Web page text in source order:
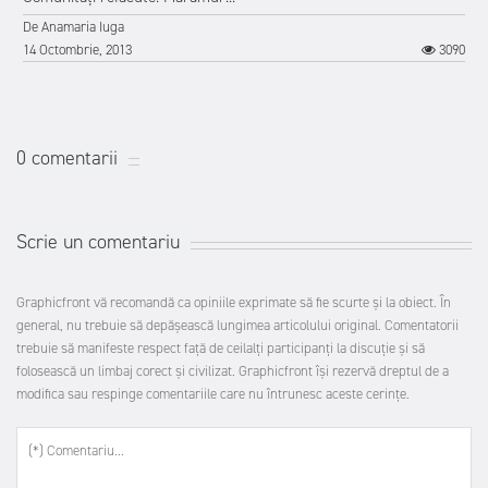
DeAnamaria Iuga
14 Octombrie, 2013
3090
0 comentarii
Scrie un comentariu
Graphicfront vă recomandă ca opiniile exprimate să fie scurte şi la obiect. În
general, nu trebuie să depăşească lungimea articolului original. Comentatorii
trebuie să manifeste respect faţă de ceilalţi participanţi la discuţie şi să
folosească un limbaj corect şi civilizat. Graphicfront îşi rezervă dreptul de a
modifica sau respinge comentariile care nu întrunesc aceste cerinţe.